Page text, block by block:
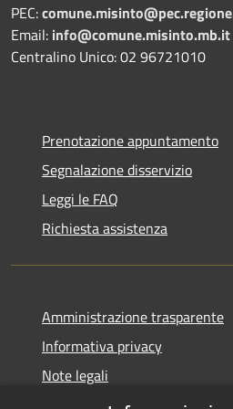
PEC:
Email: info@comune.misinto.mb.it
Centralino Unico: 02 96721010
Prenotazione appuntamento
Segnalazione disservizio
Leggi le FAQ
Richiesta assistenza
Amministrazione trasparente
Informativa privacy
Note legali
Dichiarazione di accessibilità